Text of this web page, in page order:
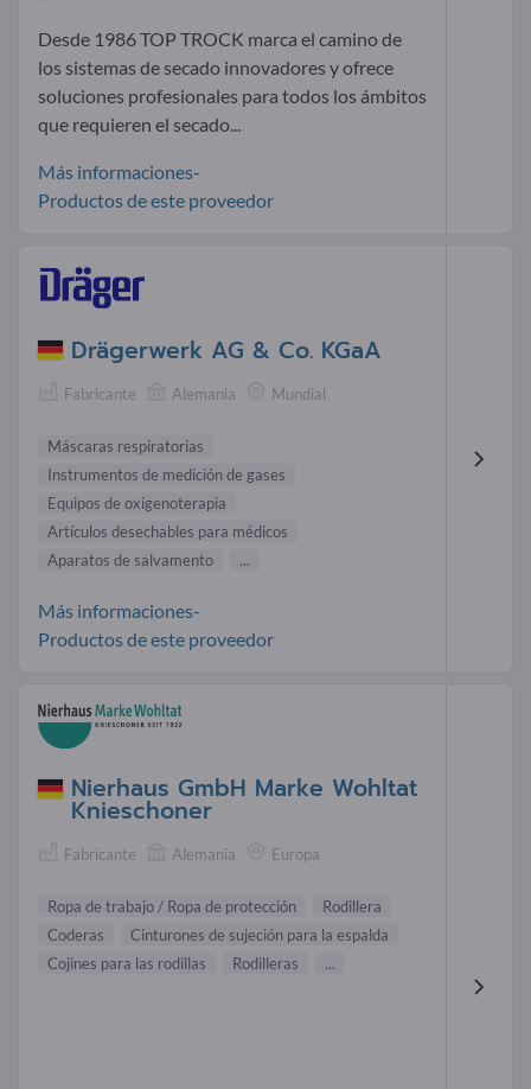
Desde 1986 TOP TROCK marca el camino de
los sistemas de secado innovadores y ofrece
soluciones profesionales para todos los ámbitos
que requieren el secado...
Más informaciones-
Productos de este proveedor
Drägerwerk AG & Co. KGaA
Fabricante Alemania Mundial
Máscaras respiratorias
Instrumentos de medición de gases
Equipos de oxigenoterapia
Artículos desechables para médicos
Aparatos de salvamento
...
Más informaciones-
Productos de este proveedor
Nierhaus GmbH Marke Wohltat
Knieschoner
Fabricante Alemania Europa
Ropa de trabajo / Ropa de protección
Rodillera
Coderas
Cinturones de sujeción para la espalda
Cojines para las rodillas
Rodilleras ...